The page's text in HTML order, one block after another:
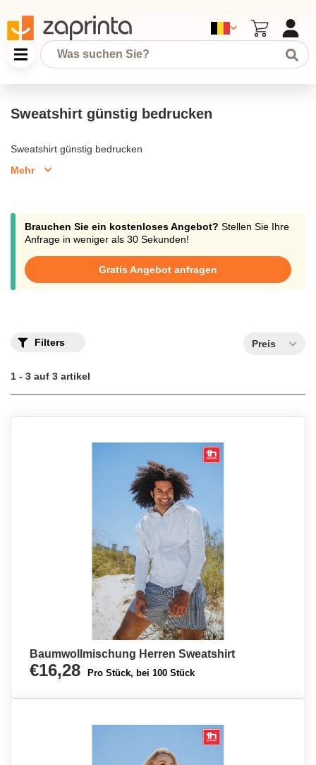
Sweatshirt günstig bedrucken
Sweatshirt günstig bedrucken
Mehr
Brauchen Sie ein kostenloses Angebot? Stellen Sie Ihre
Anfrage in weniger als 30 Sekunden!
Gratis Angebot anfragen
Filters Preis
1 - 3 auf 3 artikel
Baumwollmischung Herren Sweatshirt
€16,28 Pro Stück, bei 100 Stück